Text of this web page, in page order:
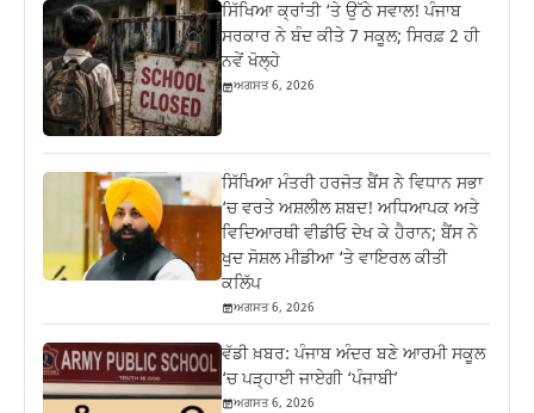
ਸਿੱਖਿਆ ਕ੍ਰਾਂਤੀ ‘ਤੇ ਉੱਠੇ ਸਵਾਲ! ਪੰਜਾਬ
ਸਰਕਾਰ ਨੇ ਬੰਦ ਕੀਤੇ 7 ਸਕੂਲ; ਸਿਰਫ਼ 2 ਹੀ
ਨਵੇਂ ਖੋਲ੍ਹੇ
ਅਗਸਤ 6, 2026
ਸਿੱਖਿਆ ਮੰਤਰੀ ਹਰਜੋਤ ਬੈਂਸ ਨੇ ਵਿਧਾਨ ਸਭਾ
‘ਚ ਵਰਤੇ ਅਸ਼ਲੀਲ ਸ਼ਬਦ! ਅਧਿਆਪਕ ਅਤੇ
ਵਿਦਿਆਰਥੀ ਵੀਡੀਓ ਦੇਖ ਕੇ ਹੈਰਾਨ; ਬੈਂਸ ਨੇ
ਖੁਦ ਸੋਸ਼ਲ ਮੀਡੀਆ ‘ਤੇ ਵਾਇਰਲ ਕੀਤੀ
ਕਲਿੱਪ
ਅਗਸਤ 6, 2026
ਵੱਡੀ ਖ਼ਬਰ: ਪੰਜਾਬ ਅੰਦਰ ਬਣੇ ਆਰਮੀ ਸਕੂਲ
‘ਚ ਪੜ੍ਹਾਈ ਜਾਏਗੀ ‘ਪੰਜਾਬੀ’
ਅਗਸਤ 6, 2026